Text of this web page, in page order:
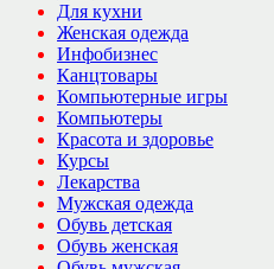
Для кухни
Женская одежда
Инфобизнес
Канцтовары
Компьютерные игры
Компьютеры
Красота и здоровье
Курсы
Лекарства
Мужская одежда
Обувь детская
Обувь женская